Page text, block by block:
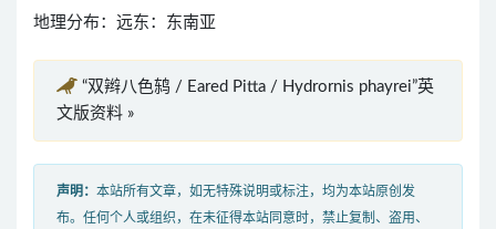
地理分布：远东：东南亚
“双辫八色鸫 / Eared Pitta / Hydrornis phayrei”英
文版资料 »
声明： 本站所有文章，如无特殊说明或标注，均为本站原创发
布。任何个人或组织，在未征得本站同意时，禁止复制、盗用、